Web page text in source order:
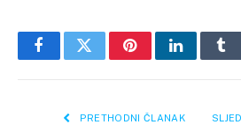
FacebookTwitterPinterestLinkedIn
PRETHODNI ČLANAK